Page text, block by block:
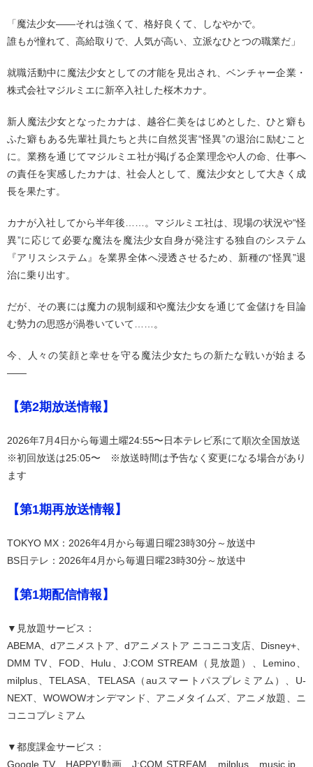
「魔法少女――それは強くて、格好良くて、しなやかで。
誰もが憧れて、高給取りで、人気が高い、立派なひとつの職業だ」
就職活動中に魔法少女としての才能を見出され、ベンチャー企業・
株式会社マジルミエに新卒入社した桜木カナ。
新人魔法少女となったカナは、越谷仁美をはじめとした、ひと癖も
ふた癖もある先輩社員たちと共に自然災害“怪異”の退治に励むこと
に。業務を通じてマジルミエ社が掲げる企業理念や人の命、仕事へ
の責任を実感したカナは、社会人として、魔法少女として大きく成
長を果たす。
カナが入社してから半年後……。マジルミエ社は、現場の状況や“怪
異”に応じて必要な魔法を魔法少女自身が発注する独自のシステム
『アリスシステム』を業界全体へ浸透させるため、新種の“怪異”退
治に乗り出す。
だが、その裏には魔力の規制緩和や魔法少女を通じて金儲けを目論
む勢力の思惑が渦巻いていて……。
今、人々の笑顔と幸せを守る魔法少女たちの新たな戦いが始まる
――
【第2期放送情報】
2026年7月4日から毎週土曜24:55〜日本テレビ系にて順次全国放送
※初回放送は25:05〜 ※放送時間は予告なく変更になる場合があり
ます
【第1期再放送情報】
TOKYO MX：2026年4月から毎週日曜23時30分～放送中
BS日テレ：2026年4月から毎週日曜23時30分～放送中
【第1期配信情報】
▼見放題サービス：
ABEMA、dアニメストア、dアニメストア ニコニコ支店、Disney+、
DMM TV、FOD、Hulu、J:COM STREAM（見放題）、Lemino、
milplus、TELASA、TELASA（auスマートパスプレミアム）、U-
NEXT、WOWOWオンデマンド、アニメタイムズ、アニメ放題、ニ
コニコプレミアム
▼都度課金サービス：
Google TV、HAPPY!動画、J:COM STREAM、milplus、music.jp、